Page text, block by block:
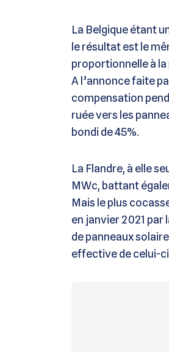
La Belgique étant
le résultat est le
proportionnelle à
A l’annonce faite
compensation
ruée vers les
bondi de 45%.
La Flandre, à elle
MWc, battant
Mais le plus
en janvier 2021
de panneaux
effective de celui-